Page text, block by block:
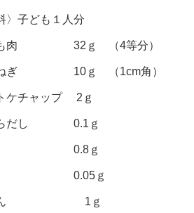
〉子ども１人分
も肉 32ｇ （4等分）
ねぎ 10ｇ （1cm角）
ケチャップ 2ｇ
らだし 0.1ｇ
0.8ｇ
0.05ｇ
ん 1ｇ